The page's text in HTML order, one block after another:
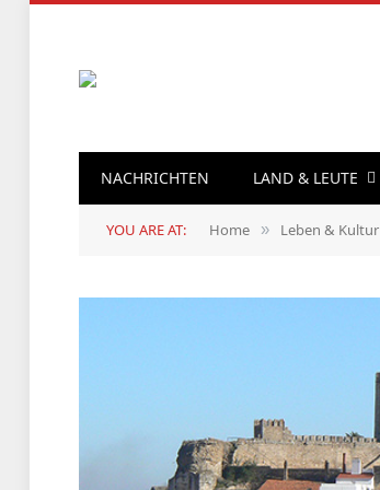
NACHRICHTEN LAND & LEUTE
YOU ARE AT: Home » Leben & Kultur